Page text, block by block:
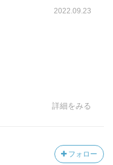
2022.09.23
詳細をみる
フォロー